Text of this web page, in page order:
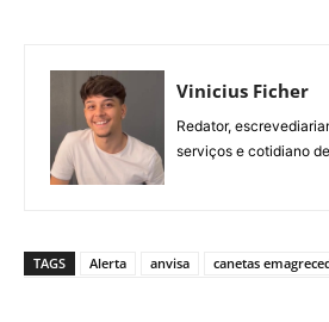
Vinicius Ficher
Redator,
serviços e cotidiano
TAGS Alerta anvisa canetas